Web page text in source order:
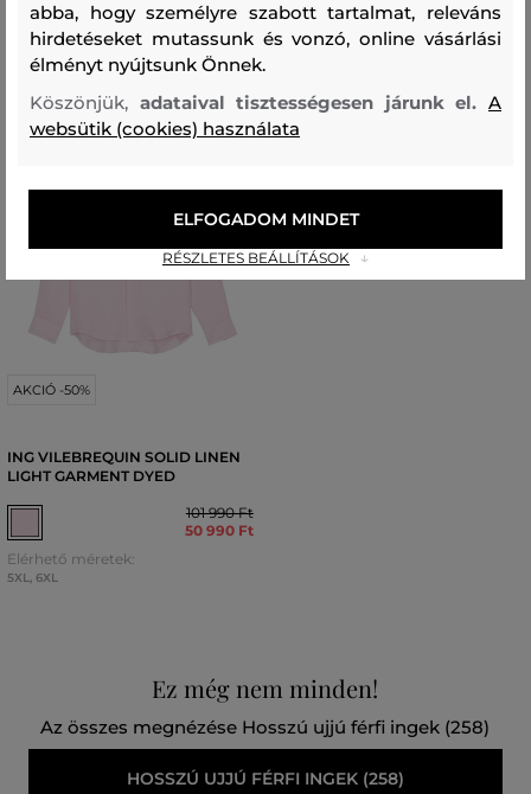
AKCIÓ -50%
ING VILEBREQUIN SOLID LINEN
LIGHT GARMENT DYED
101 990 Ft
50 990 Ft
Elérhető méretek:
5XL 6XL
Ez még nem minden!
Az összes megnézése Hosszú ujjú férfi ingek (258)
HOSSZÚ UJJÚ FÉRFI INGEK (258)
abba, hogy személyre szabott tartalmat, releváns
hirdetéseket mutassunk és vonzó, online vásárlási
élményt nyújtsunk Önnek.
Köszönjük, adataival tisztességesen járunk el.A
websütik (cookies) használata
RÉSZLETES BEÁLLÍTÁSOK
ELFOGADOM MINDET